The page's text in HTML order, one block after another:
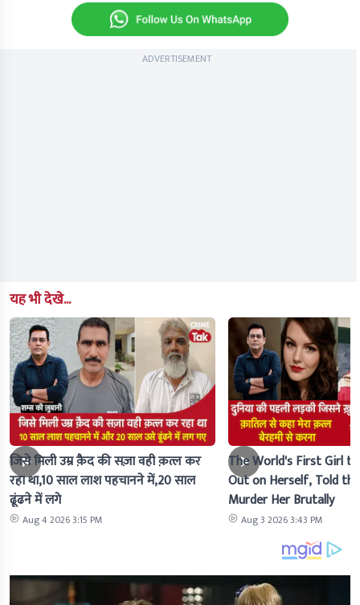
ADVERTISEMENT
यह भी देखे...
जिसे मिली उम्र क़ैद की सज़ा वही क़त्ल कर
रहा था,10 साल लाश पहचानने में,20 साल
ढूंढने में लगे
Aug 4 2026 3:15 PM
The World's First Girl
Out on Herself, Told
Murder Her Brutally
Aug 3 2026 3:43 PM